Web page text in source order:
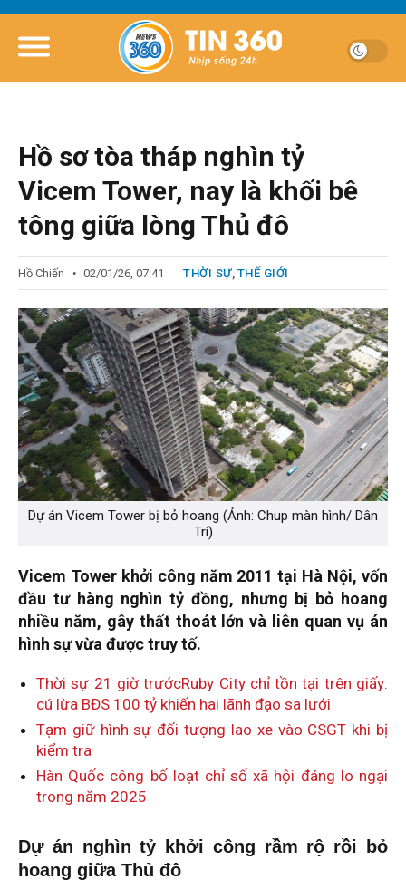
Hồ sơ tòa tháp nghìn tỷ
Vicem Tower, nay là khối bê
tông giữa lòng Thủ đô
Hồ Chiến 02/01/26, 07:41 THỜI SỰ, THẾ GIỚI
Dự án Vicem Tower bị bỏ hoang (Ảnh: Chup màn hình/ Dân
Trí)
Vicem Tower khởi công năm 2011 tại Hà Nội, vốn
đầu tư hàng nghìn tỷ đồng, nhưng bị bỏ hoang
nhiều năm, gây thất thoát lớn và liên quan vụ án
hình sự vừa được truy tố.
Thời sự 21 giờ trướcRuby City chỉ tồn tại trên giấy:
cú lừa BĐS 100 tỷ khiến hai lãnh đạo sa lưới
Tạm giữ hình sự đối tượng lao xe vào CSGT khi bị
kiểm tra
Hàn Quốc công bố loạt chỉ số xã hội đáng lo ngại
trong năm 2025
Dự án nghìn tỷ khởi công rầm rộ rồi bỏ
hoang giữa Thủ đô